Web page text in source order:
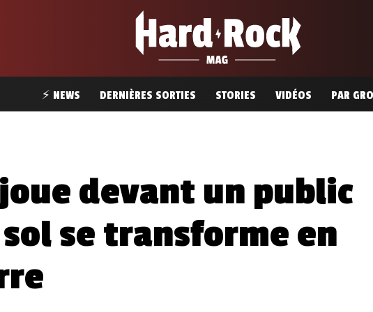
⚡ NEWS DERNIÈRES SORTIES STORIES VIDÉOS PAR
devant un public
se transforme en